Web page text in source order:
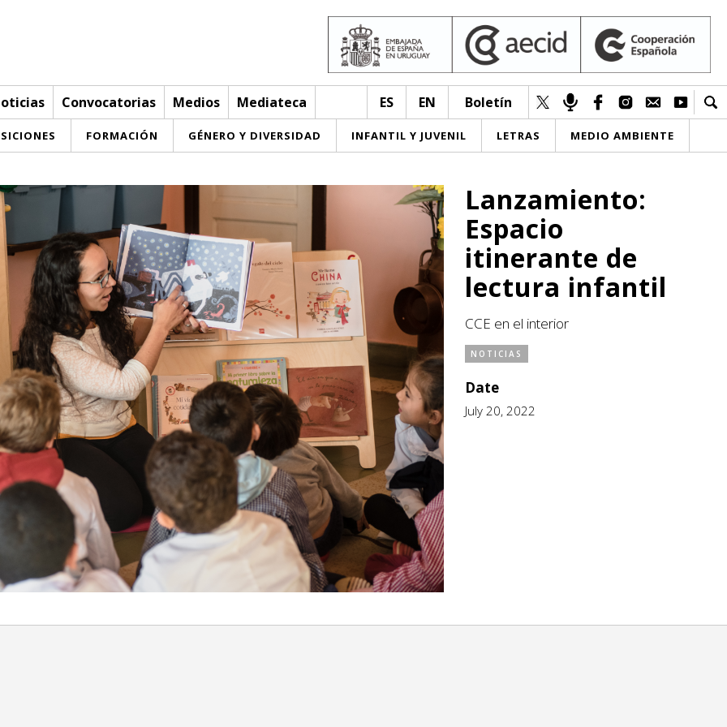
Convocatorias Medios Mediateca ES EN Boletín
FORMACIÓN GÉNERO Y DIVERSIDAD INFANTIL Y JUVENIL LETRAS MEDIO AMBIENTE
Lanzamiento:
Espacio
itinerante de
lectura infantil
CCE en el interior
NOTICIAS
Date
July 20, 2022